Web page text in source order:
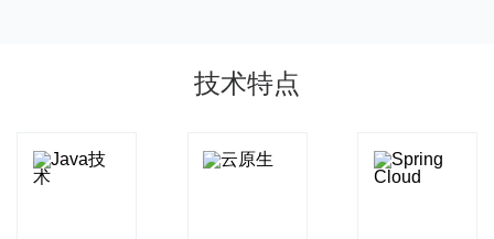
技术特点